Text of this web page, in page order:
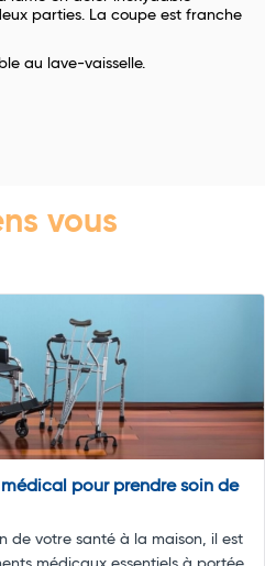
parties. La coupe est franche
au lave-vaisselle.
vous
pour prendre soin de
de votre santé à la maison, il est